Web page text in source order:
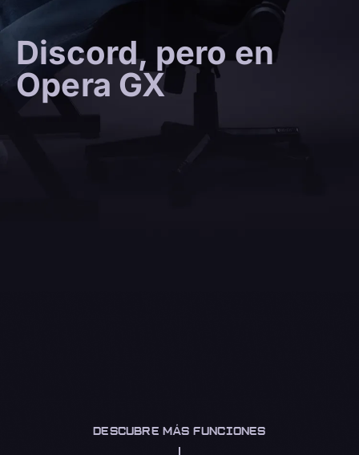
Discord, pero en
Opera GX
DESCUBRE MÁS FUNCIONES